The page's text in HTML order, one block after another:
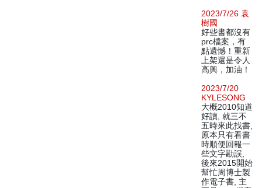
2023/7/26 袁
樹國
好些書都沒有
prc檔案，有
點遺憾！重新
上架還是令人
高興，加油！
2023/7/20
KYLESONG
大概2010知道
好讀, 就三不
五時來此找書,
原本只有看書
時順便回報一
些文字勘誤,
後來2015開始
幫忙周博士製
作電子書, 主